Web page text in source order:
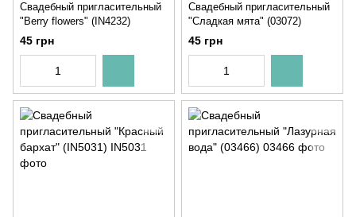
Свадебный пригласительный
"Berry flowers" (IN4232)
45 грн
Свадебный пригласительный
"Сладкая мята" (03072)
45 грн